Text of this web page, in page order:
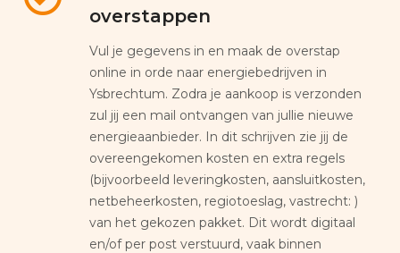
overstappen
Vul je gegevens in en maak de overstap
online in orde naar energiebedrijven in
Ysbrechtum. Zodra je aankoop is verzonden
zul jij een mail ontvangen van jullie nieuwe
energieaanbieder. In dit schrijven zie jij de
overeengekomen kosten en extra regels
(bijvoorbeeld leveringkosten, aansluitkosten,
netbeheerkosten, regiotoeslag, vastrecht: )
van het gekozen pakket. Dit wordt digitaal
en/of per post verstuurd, vaak binnen